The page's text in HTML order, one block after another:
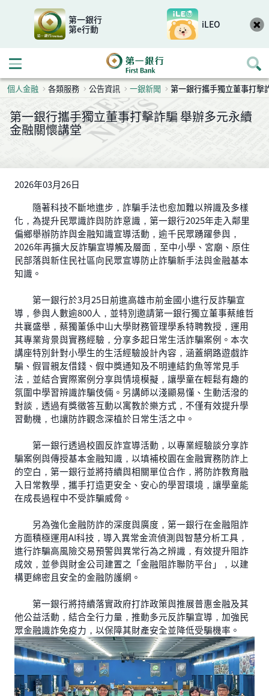
第一銀行
第e行動
iLEO
開啟行動選單
個人金融 各類服務 公告資訊 一銀新聞 第一銀行攜手獨立董事打擊
第一銀行攜手獨立董事打擊詐騙 舉辦多元永續
金融關懷講堂
2026年03月26日
隨著科技不斷地進步，詐騙手法也愈加難以辨識及多樣
化，為提升民眾識詐與防詐意識，第一銀行2025年走入鄰里
偏鄉舉辦防詐與金融知識宣導活動，逾千民眾踴躍參與，
2026年再擴大反詐騙宣導觸及層面，至中小學、宮廟、原住
民部落與新住民社區向民眾宣導防止詐騙新手法與金融基本
知識。
第一銀行於3月25日前進高雄市前金國小進行反詐騙宣
導，參與人數逾800人，並特別邀請第一銀行獨立董事蔡維哲
共襄盛舉，蔡獨董係中山大學財務管理學系特聘教授，運用
其專業背景與實務經驗，分享多起日常生活詐騙案例。本次
講座特別針對小學生的生活經驗設計內容，涵蓋網路遊戲詐
騙、假冒親友借錢、假中獎通知及不明連結釣魚等常見手
法，並結合實際案例分享與情境模擬，讓學童在輕鬆有趣的
氛圍中學習辨識詐騙伎倆。另講師以淺顯易懂、生動活潑的
對談，透過有獎徵答互動以寓教於樂方式，不僅有效提升學
習動機，也讓防詐觀念深植於日常生活之中。
第一銀行透過校園反詐宣導活動，以專業經驗談分享詐
騙案例與傳授基本金融知識，以填補校園在金融實務防詐上
的空白，第一銀行並將持續與相關單位合作，將防詐教育融
入日常教學，攜手打造更安全、安心的學習環境，讓學童能
在成長過程中不受詐騙威脅。
另為強化金融防詐的深度與廣度，第一銀行在金融阻詐
方面積極運用AI科技，導入異常金流偵測與智慧分析工具，
進行詐騙高風險交易預警與異常行為之辨識，有效提升阻詐
成效，並參與財金公司建置之「金融阻詐聯防平台」，以建
構更綿密且安全的金融防護網。
第一銀行將持續落實政府打詐政策與推展普惠金融及其
他公益活動，結合全行力量，推動多元反詐騙宣導，加強民
眾金融識詐免疫力，以保障其財產安全並降低受騙機率。